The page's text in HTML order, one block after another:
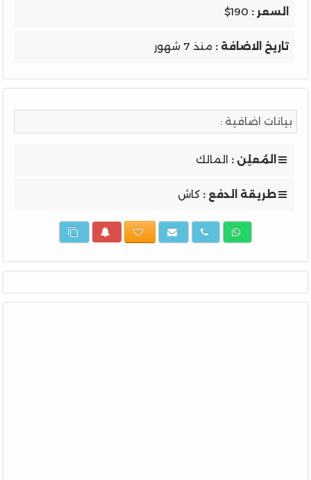
السعر : $190
تاريخ الاضافة : منذ 7 شهور
بيانات اضافية :
المُعلِن : المالك
طريقة الدفع : كاش